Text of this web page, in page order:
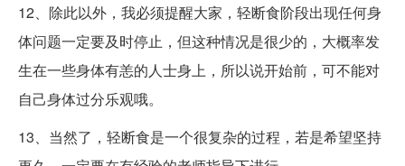
12、除此以外，我必须提醒大家，轻断食阶段出现任何身
体问题一定要及时停止，但这种情况是很少的，大概率发
生在一些身体有恙的人士身上，所以说开始前，可不能对
自己身体过分乐观哦。
13、当然了，轻断食是一个很复杂的过程，若是希望坚持